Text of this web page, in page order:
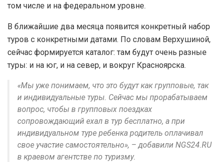
том числе и на федеральном уровне.
В ближайшие два месяца появится конкретный набор
туров с конкретными датами. По словам Верхушиной,
сейчас формируется каталог: там будут очень разные
туры: и на юг, и на север, и вокруг Красноярска.
«Мы уже понимаем, что это будут как групповые, так
и индивидуальные туры. Сейчас мы прорабатываем
вопрос, чтобы в групповых поездках
сопровождающий ехал в тур бесплатно, а при
индивидуальном туре ребенка родитель оплачивал
свое участие самостоятельно», – добавили NGS24.RU
в краевом агентстве по туризму.